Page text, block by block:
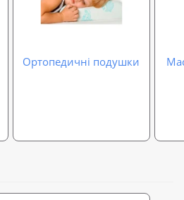
Ортопедичні подушки